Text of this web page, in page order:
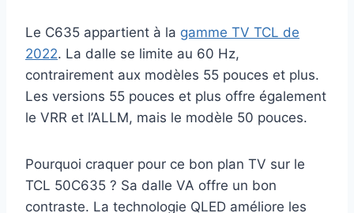
Le C635 appartient à la gamme TV TCL de
2022. La dalle se limite au 60 Hz,
contrairement aux modèles 55 pouces et plus.
Les versions 55 pouces et plus offre également
le VRR et l’ALLM, mais le modèle 50 pouces.
Pourquoi craquer pour ce bon plan TV sur le
TCL 50C635 ? Sa dalle VA offre un bon
contraste. La technologie QLED améliore les